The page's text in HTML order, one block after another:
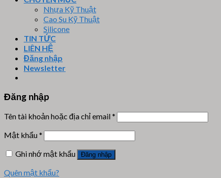
Nhựa Kỹ Thuật
Cao Su Kỹ Thuật
Silicone
TIN TỨC
LIÊN HỆ
Đăng nhập
Newsletter
Đăng nhập
Tên tài khoản hoặc địa chỉ email*
Mật khẩu*
Ghi nhớ mật khẩu
Đăng nhập
Quên mật khẩu?